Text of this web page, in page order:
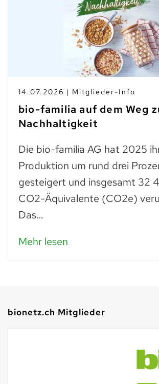
14.07.2026 | Mitglieder-Info
bio-familia auf dem Weg
Nachhaltigkeit
Die bio-familia AG hat 2025
Produktion um rund drei
gesteigert und insgesamt 32
CO2-Äquivalente (CO2e)
Das…
Mehr lesen
bionetz.ch Mitglieder